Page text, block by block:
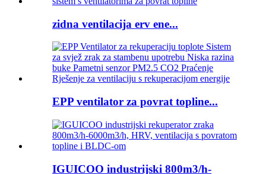
zidna ventilacija erv ene...
EPP ventilator za povrat topline...
IGUICOO industrijski 800m3/h-